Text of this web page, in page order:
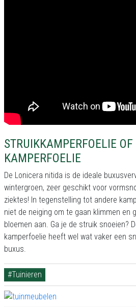
STRUIKKAMPERFOELIE
KAMPERFOELIE
De Lonicera nitida is de ideale
wintergroen, zeer geschikt voor
ziektes! In tegenstelling tot andere
niet de neiging om te gaan klimmen en
bloemen aan. Ga je de struik snoeien?
kamperfoelie heeft wel wat vaker een
buxus.
#Tuinieren